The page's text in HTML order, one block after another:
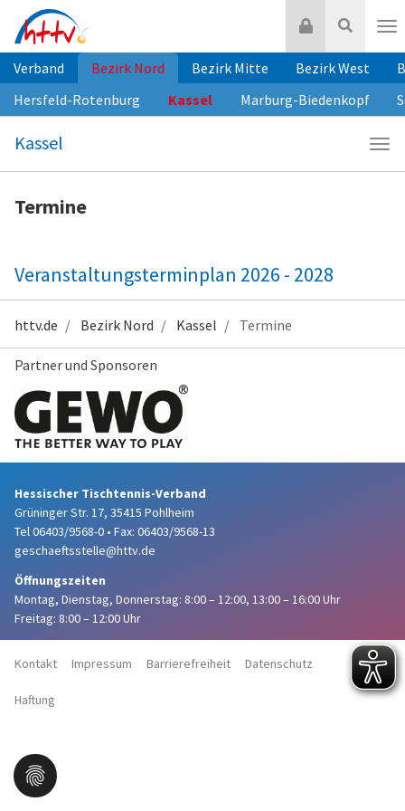
Inhalt
springen
Suche
Login
Verband Bezirk Nord Bezirk Mitte Bezirk West
Hersfeld-Rotenburg
Kassel Marburg-Biedenkopf
Kassel
Termine
Veranstaltungsterminplan 2026 - 2028
httv.de Bezirk Nord Kassel Termine
Partner und Sponsoren
Hessischer Tischtennis-Verband
Grüninger Str. 17, 35415 Pohlheim
Tel 06403/9568-0 • Fax: 06403/9568-13
geschaeftsstelle@httv.de
Öffnungszeiten
Montag, Dienstag, Donnerstag: 8:00 – 12:00, 13:00 – 16:00 Uhr
Freitag: 8:00 – 12:00 Uhr
Kontakt Impressum Barrierefreiheit Datenschutz
Haftung